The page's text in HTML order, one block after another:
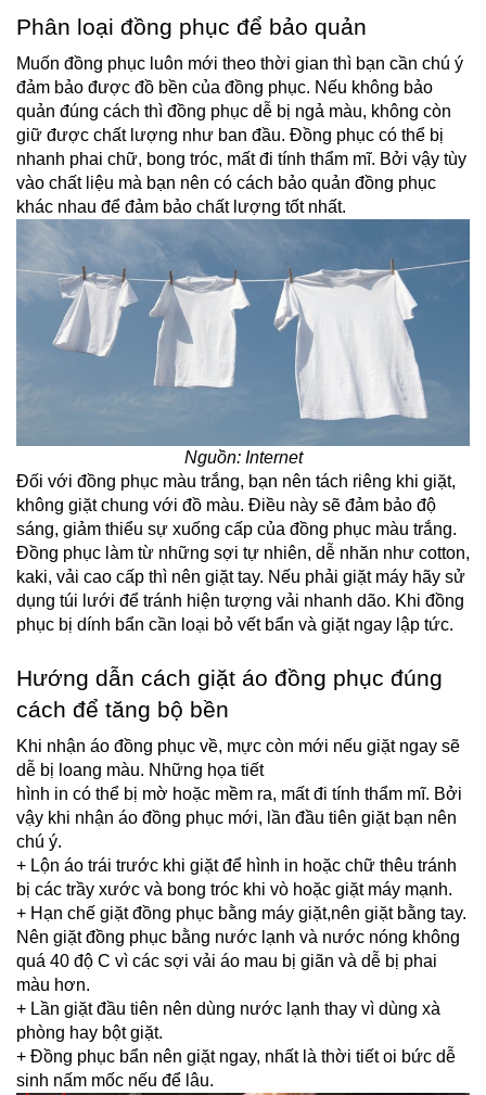
Phân loại đồng phục để bảo quản
Muốn đồng phục luôn mới theo thời gian thì bạn cần chú ý
đảm bảo được đồ bền của đồng phục. Nếu không bảo
quản đúng cách thì đồng phục dễ bị ngả màu, không còn
giữ được chất lượng như ban đầu. Đồng phục có thể bị
nhanh phai chữ, bong tróc, mất đi tính thẩm mĩ. Bởi vậy tùy
vào chất liệu mà bạn nên có cách bảo quản đồng phục
khác nhau để đảm bảo chất lượng tốt nhất.
Nguồn: Internet
Đối với đồng phục màu trắng, bạn nên tách riêng khi giặt,
không giặt chung với đồ màu. Điều này sẽ đảm bảo độ
sáng, giảm thiểu sự xuống cấp của đồng phục màu trắng.
Đồng phục làm từ những sợi tự nhiên, dễ nhăn như cotton,
kaki, vải cao cấp thì nên giặt tay. Nếu phải giặt máy hãy sử
dụng túi lưới để tránh hiện tượng vải nhanh dão. Khi đồng
phục bị dính bẩn cần loại bỏ vết bẩn và giặt ngay lập tức.
Hướng dẫn cách giặt áo đồng phục đúng
cách để tăng bộ bền
Khi nhận áo đồng phục về, mực còn mới nếu giặt ngay sẽ
dễ bị loang màu. Những họa tiết
hình in có thể bị mờ hoặc mềm ra, mất đi tính thẩm mĩ. Bởi
vậy khi nhận áo đồng phục mới, lần đầu tiên giặt bạn nên
chú ý.
+ Lộn áo trái trước khi giặt để hình in hoặc chữ thêu tránh
bị các trầy xước và bong tróc khi vò hoặc giặt máy mạnh.
+ Hạn chế giặt đồng phục bằng máy giặt,nên giặt bằng tay.
Nên giặt đồng phục bằng nước lạnh và nước nóng không
quá 40 độ C vì các sợi vải áo mau bị giãn và dễ bị phai
màu hơn.
+ Lần giặt đầu tiên nên dùng nước lạnh thay vì dùng xà
phòng hay bột giặt.
+ Đồng phục bẩn nên giặt ngay, nhất là thời tiết oi bức dễ
sinh nấm mốc nếu để lâu.